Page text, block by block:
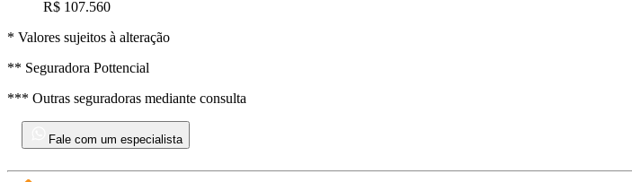
R$ 107.560
* Valores sujeitos à alteração
** Seguradora Pottencial
*** Outras seguradoras mediante consulta
Fale com um especialista